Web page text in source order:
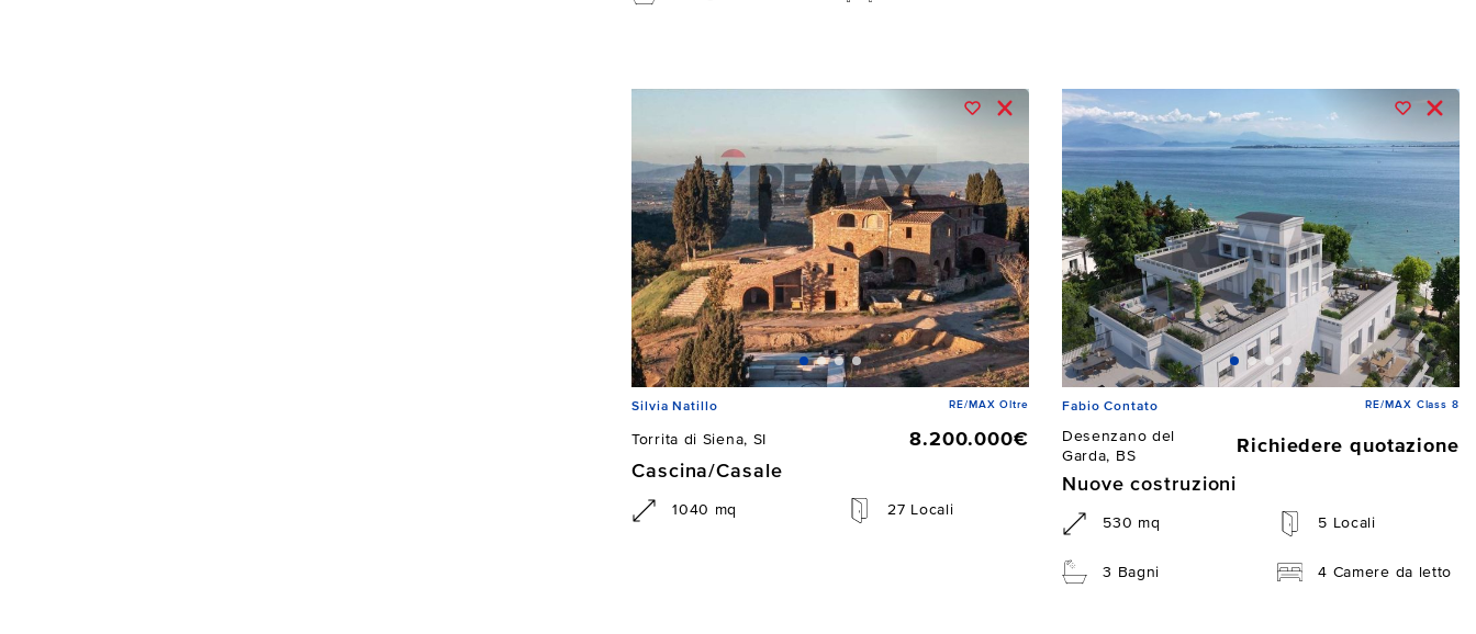
Silvia Natillo RE/MAX Oltre
Torrita di Siena, SI
8.200.000€
Cascina/Casale
1040 mq 27 Locali
Fabio Contato RE/MAX Class 8
Desenzano del
Garda, BS
Richiedere quotazione
Nuove costruzioni
530 mq 5 Locali
3 Bagni 4 Camere da letto